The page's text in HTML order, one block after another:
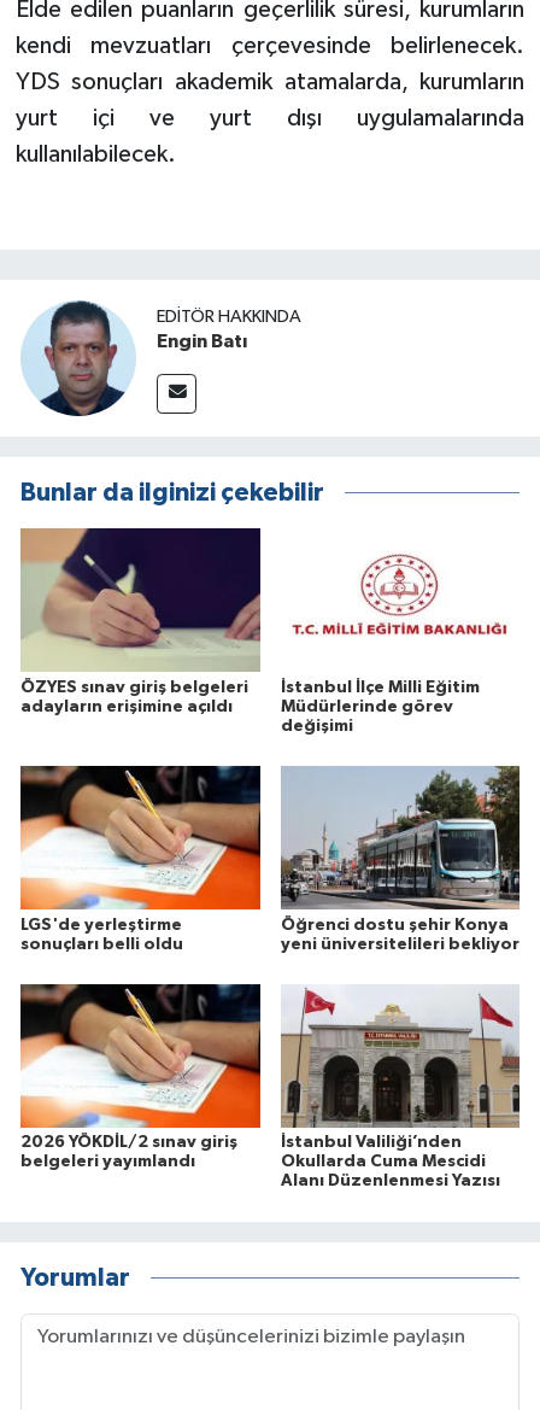
Elde edilen puanların geçerlilik süresi, kurumların
kendi mevzuatları çerçevesinde belirlenecek.
YDS sonuçları akademik atamalarda, kurumların
yurt içi ve yurt dışı uygulamalarında
kullanılabilecek.
EDITÖR HAKKINDA
Engin Batı
Bunlar da ilginizi çekebilir
ÖZYES sınav giriş belgeleri
adayların erişimine açıldı
İstanbul İlçe Milli Eğitim
Müdürlerinde görev
değişimi
LGS'de yerleştirme
sonuçları belli oldu
Öğrenci dostu şehir Konya
yeni üniversitelileri bekliyor
2026 YÖKDİL/2 sınav giriş
belgeleri yayımlandı
İstanbul Valiliği’nden
Okullarda Cuma Mescidi
Alanı Düzenlenmesi Yazısı
Yorumlar